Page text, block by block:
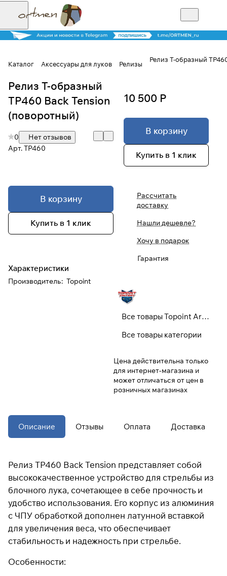
Каталог Аксессуары для луков Релизы
Релиз Т-образный
Релиз Т-образный
TP460 Back Tension
(поворотный)
0
Нет отзывов
Арт.TP460
В корзину
Купить в 1 клик
Характеристики
Производитель: Topoint
10 500 Р
В корзину
Купить в 1 клик
Рассчитать
доставку
Нашли дешевле?
Хочу в подарок
Гарантия
Все товары Topoint Archery
Все товары категории
Цена действительна только
для интернет-магазина и
может отличаться от цен в
розничных магазинах
Описание Отзывы Оплата Доставка
Релиз TP460 Back Tension представляет собой
высококачественное устройство для стрельбы из
блочного лука, сочетающее в себе прочность и
удобство использования. Его корпус из алюминия
с ЧПУ обработкой дополнен латунной вставкой
для увеличения веса, что обеспечивает
стабильность и надежность при стрельбе.
Особенности:
Для клиентов всех банков
Разбейте
оплату на части
Добавляйте товары
в корзину
выберите метод оплатыПЛАЙТ
Оплачивайте сегодня только
картой любого банка
% будут
с вашей карты
каждые 2 недели
* При оплате черезПЛАЙТ
скидки по купонам не
Подробнее
об оплате Плайтом
Остались вопросы?